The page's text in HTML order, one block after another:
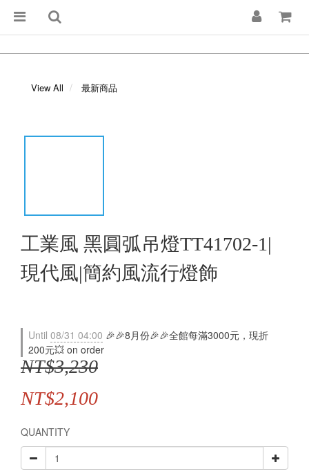
View All 最新商品
工業風 黑圓弧吊燈TT41702-1|
現代風|簡約風流行燈飾
Until 08/31 04:00 🎉🎉8月份🎉🎉全館每滿3000元，現折
200元💥 on order
NT$3,230
NT$2,100
QUANTITY